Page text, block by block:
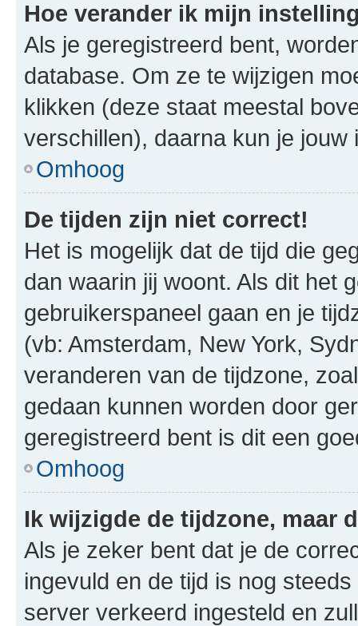
Hoe verander ik mijn
Als je geregistreerd bent,
database. Om ze te wijzigen
klikken (deze staat meestal
verschillen), daarna kun je jouw
Omhoog
De tijden zijn niet correct!
Het is mogelijk dat de tijd die
dan waarin jij woont. Als dit het
gebruikerspaneel gaan en je
(vb: Amsterdam, New York,
veranderen van de tijdzone,
gedaan kunnen worden door
geregistreerd bent is dit een
Omhoog
Ik wijzigde de tijdzone, maar
Als je zeker bent dat je de
ingevuld en de tijd is nog
server verkeerd ingesteld en